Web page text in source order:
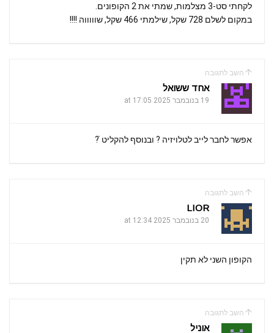
לקחתי סט-3 מצלמות, שמתי את 2 הקופונים.
במקום לשלם 728 שקל, שילמתי 466 שקל, שוווווה !!!!
השב לתגובה
אחד ששואל
19 בנובמבר 2025 at 17:05
אפשר לחבר לייב לטלויזיה ? ובנוסף להקליט ֿ?
השב לתגובה
LIOR
20 בנובמבר 2025 at 12:34
הקופון השני לא תקין
השב לתגובה
אוניל